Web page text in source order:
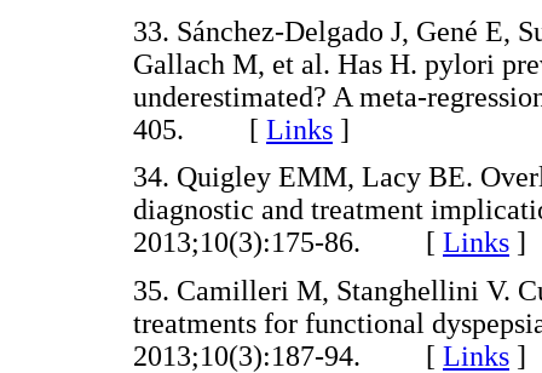
33. Sánchez-Delgado J, Gené E,
Gallach M, et al. Has H. pylori
underestimated? A meta-
405. [ Links ]
34. Quigley EMM, Lacy BE.
diagnostic and treatment
2013;10(3):175-86. [ Links ]
35. Camilleri M, Stanghellini V.
treatments for functional
2013;10(3):187-94. [ Links ]